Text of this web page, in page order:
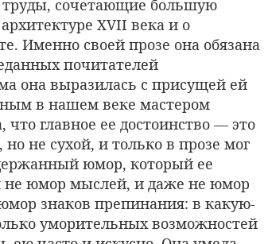
труды, сочетающие большую
XVII века и о
Именно своей прозе она обязана
почитателей
она выразилась с присущей ей
в нашем веке мастером
главное ее достоинство — это
не сухой, и только в прозе мог
юмор, который ее
не юмор мыслей, и даже не юмор
знаков препинания: в какую-
уморительных возможностей